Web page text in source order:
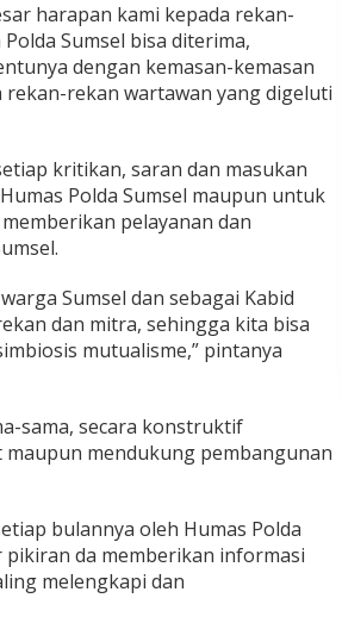
harapan kami kepada rekan-
Sumsel bisa diterima,
dengan kemasan-kemasan
rekan wartawan yang digeluti
kritikan, saran dan masukan
Polda Sumsel maupun untuk
pelayanan dan
Sumsel dan sebagai Kabid
dan mitra, sehingga kita bisa
mutualisme,” pintanya
sama, secara konstruktif
mendukung pembangunan
bulannya oleh Humas Polda
da memberikan informasi
melengkapi dan